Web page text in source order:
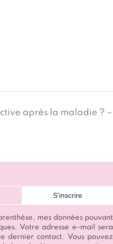
après la maladie ? –
mes données pouvant
Votre adresse e-mail sera
dernier contact. Vous pouvez